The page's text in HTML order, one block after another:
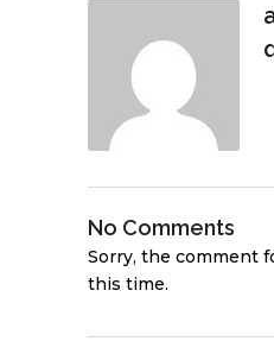
No Comments
Sorry, the comment
this time.